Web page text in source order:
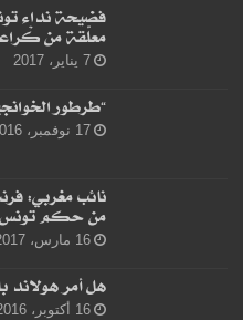
فضيحة نداء
معلّقة من
7 يناير، 2017
“طرطور
17 نوفمبر، 2016
نائب مغربي:
من حكم تونس
16 مارس، 2017
هل أمر هولاند
16 أكتوبر، 2016